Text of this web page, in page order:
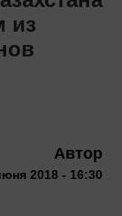
из
Автор
2018 - 16:30